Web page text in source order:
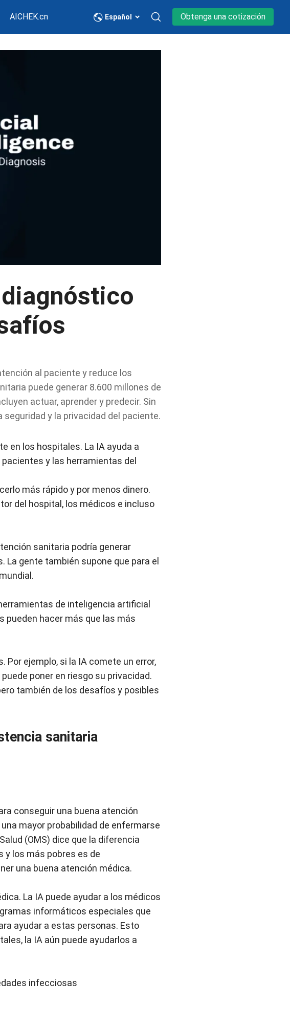
AICHEK.cn Español Obtenga una cotización
al paciente y reduce los
puede generar 8.600 millones de
actuar, aprender y predecir. Sin
y la privacidad del paciente.
en los hospitales. La IA ayuda a
y las herramientas del
más rápido y por menos dinero.
del hospital, los médicos e incluso
sanitaria podría generar
La gente también supone que para el
de inteligencia artificial
pueden hacer más que las más
Por ejemplo, si la IA comete un error,
poner en riesgo su privacidad.
también de los desafíos y posibles
sanitaria
conseguir una buena atención
mayor probabilidad de enfermarse
(OMS) dice que la diferencia
y los más pobres es de
una buena atención médica.
La IA puede ayudar a los médicos
informáticos especiales que
ayudar a estas personas. Esto
la IA aún puede ayudarlos a
infecciosas